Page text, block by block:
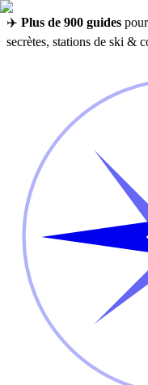
✈️ Plus de 900 guides
secrètes, stations de ski &